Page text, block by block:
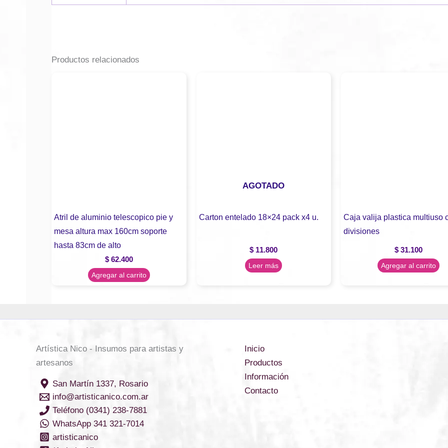
Productos relacionados
Atril de aluminio telescopico pie y
mesa altura max 160cm soporte
hasta 83cm de alto
$62.400
Agregar al carrito
AGOTADO
Carton entelado 18×24 pack x4 u.
$ 11.800
Leer más
Caja valija plastica multiuso
divisiones
$31.100
Agregar al carrito
Artística Nico - Insumos para artistas y
artesanos
San Martín 1337, Rosario
info@artisticanico.com.ar
Teléfono (0341) 238-7881
WhatsApp 341 321-7014
artisticanico
Inicio
Productos
Información
Contacto